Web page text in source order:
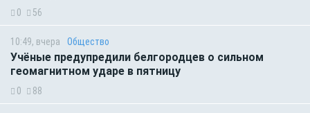
0 56
10:49, вчера Общество
Учёные предупредили белгородцев о сильном
геомагнитном ударе в пятницу
0 88